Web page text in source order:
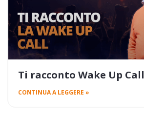
Ti racconto Wake Up Call
CONTINUA A LEGGERE »